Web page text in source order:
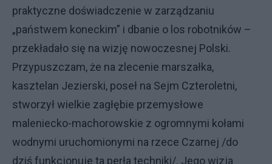
praktyczne doświadczenie w zarządzaniu
„państwem koneckim” i dbanie o los robotników –
przekładało się na wizję nowoczesnej Polski.
Przypuszczam, że na zlecenie marszałka,
kasztelan Jezierski, poseł na Sejm Czteroletni,
stworzył wielkie zagłębie przemysłowe
maleniecko-machorowskie z ogromnymi kołami
wodnymi uruchomionymi na rzece Czarnej /do
dziś funkcjonuje ta perła techniki/. Jego wizja